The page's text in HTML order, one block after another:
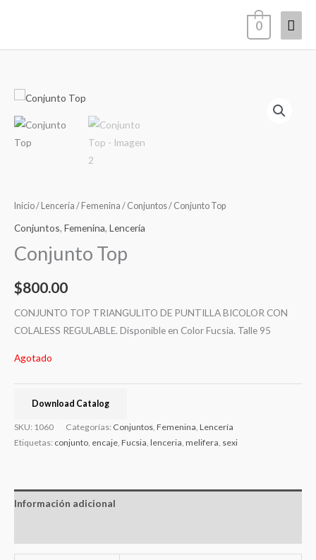
0
Inicio/ Lencería / Femenina / Conjuntos/ Conjunto Top
Conjuntos, Femenina, Lencería
Conjunto Top
$800.00
CONJUNTO TOP TRIANGULITO DE PUNTILLA BICOLOR CON
COLALESS REGULABLE. Disponible en Color Fucsia. Talle 95
Agotado
Download Catalog
SKU: 1060 Categorías: Conjuntos, Femenina, Lencería
Etiquetas: conjunto, encaje, Fucsia, lenceria, melifera, sexi
Información adicional